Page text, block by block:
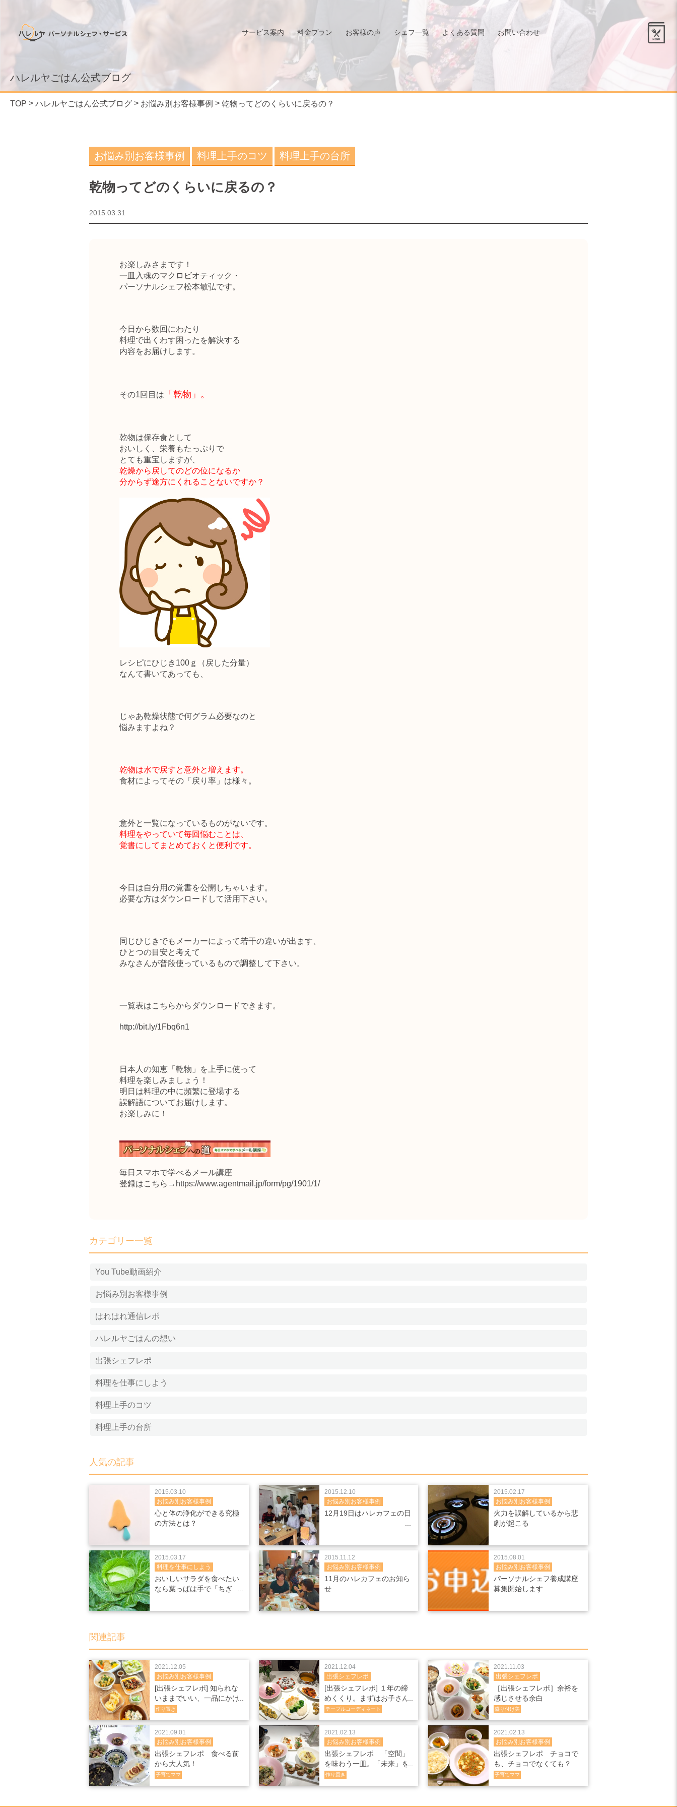
サービス案内 料金プラン お客様の声 シェフ一覧 よくある質問 お問い合わせ
ハレルヤごはん公式ブログ
TOP ハレルヤごはん公式ブログ お悩み別お客様事例 乾物ってどのくらいに戻るの？
乾物ってどのくらいに戻るの？
お悩み別お客様事例 料理上手のコツ 料理上手の台所
2015.03.31
お楽しみさまです！
一皿入魂のマクロビオティック・
パーソナルシェフ松本敏弘です。
今日から数回にわたり
料理で出くわす困ったを解決する
内容をお届けします。
その1回目は 「乾物」。
乾物は保存食として
おいしく、栄養もたっぷりで
とても重宝しますが、
乾燥から戻してのどの位になるか
分からず途方にくれることないですか？
レシピにひじき100ｇ（戻した分量）
なんて書いてあっても、
じゃあ乾燥状態で何グラム必要なのと
悩みますよね？
乾物は水で戻すと意外と増えます。
食材によってその「戻り率」は様々。
意外と一覧になっているものがないです。
料理をやっていて毎回悩むことは、
覚書にしてまとめておくと便利です。
今日は自分用の覚書を公開しちゃいます。
必要な方はダウンロードして活用下さい。
同じひじきでもメーカーによって若干の違いが出ます、
ひとつの目安と考えて
みなさんが普段使っているもので調整して下さい。
一覧表はこちらからダウンロードできます。
http://bit.ly/1Fbq6n1
日本人の知恵「乾物」を上手に使って
料理を楽しみましょう！
明日は料理の中に頻繁に登場する
誤解語についてお届けします。
お楽しみに！
毎日スマホで学べるメール講座
登録はこちら→ https://www.agentmail.jp/form/pg/1901/1/
カテゴリー一覧
You Tube動画紹介
お悩み別お客様事例
はれはれ通信レポ
ハレルヤごはんの想い
出張シェフレポ
料理を仕事にしよう
料理上手のコツ
料理上手の台所
人気の記事
心と体の浄化ができる究極
の方法とは？
お悩み別お客様事例
2015.03.10
12月19日はハレカフェの日
お悩み別お客様事例
2015.12.10
火力を誤解しているから悲
劇が起こる
お悩み別お客様事例
2015.02.17
おいしいサラダを食べたい
なら葉っぱは手で「ちぎ
料理を仕事にしよう
2015.03.17
11月のハレカフェのお知ら
せ
お悩み別お客様事例
2015.11.12
パーソナルシェフ養成講座
募集開始します
お悩み別お客様事例
2015.08.01
関連記事
[出張シェフレポ] 知られな
いままでいい、一品にかけ
る手間。
お悩み別お客様事例
2021.12.05
作り置き
[出張シェフレポ] １年の締
めくくり。まずはお子さん
の「笑顔」を見てから。
出張シェフレポ
2021.12.04
テーブルコーディネート
［出張シェフレポ］余裕を
感じさせる余白
出張シェフレポ
2021.11.03
盛り付け美
出張シェフレポ 食べる前
から大人気！
お悩み別お客様事例
2021.09.01
子育てママ
出張シェフレポ 「空間」
を味わう一皿。「未来」を
味わうタッパー。
お悩み別お客様事例
2021.02.13
作り置き
出張シェフレポ チョコで
も、チョコでなくても？
お悩み別お客様事例
2021.02.13
子育てママ